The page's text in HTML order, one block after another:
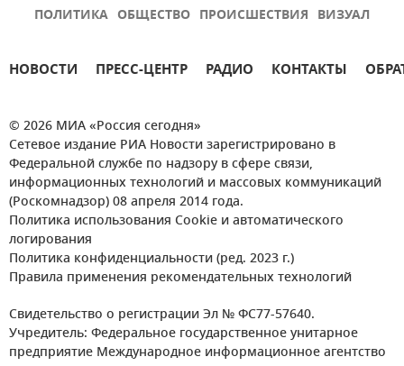
ПОЛИТИКА ОБЩЕСТВО ПРОИСШЕСТВИЯ ВИЗУАЛ
НОВОСТИ ПРЕСС-ЦЕНТР РАДИО КОНТАКТЫ
© 2026 МИА «Россия сегодня»
Сетевое издание РИА Новости зарегистрировано в
Федеральной службе по надзору в сфере связи,
информационных технологий и массовых коммуникаций
(Роскомнадзор) 08 апреля 2014 года.
Политика использования Cookie и автоматического
логирования
Политика конфиденциальности (ред. 2023 г.)
Правила применения рекомендательных технологий
Свидетельство о регистрации Эл № ФС77-57640.
Учредитель: Федеральное государственное унитарное
предприятие Международное информационное агентство